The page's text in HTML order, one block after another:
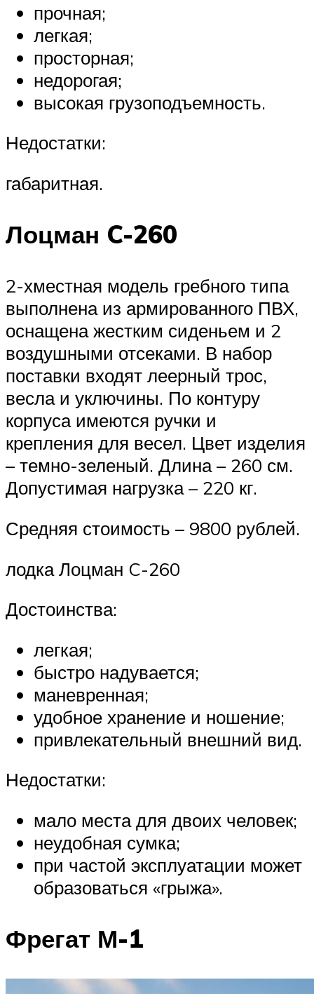
прочная;
легкая;
просторная;
недорогая;
высокая грузоподъемность.
Недостатки:
габаритная.
Лоцман C-260
2-хместная модель гребного типа
выполнена из армированного ПВХ,
оснащена жестким сиденьем и 2
воздушными отсеками. В набор
поставки входят леерный трос,
весла и уключины. По контуру
корпуса имеются ручки и
крепления для весел. Цвет изделия
– темно-зеленый. Длина – 260 см.
Допустимая нагрузка – 220 кг.
Средняя стоимость – 9800 рублей.
лодка Лоцман C-260
Достоинства:
легкая;
быстро надувается;
маневренная;
удобное хранение и ношение;
привлекательный внешний вид.
Недостатки:
мало места для двоих человек;
неудобная сумка;
при частой эксплуатации может
образоваться «грыжа».
Фрегат М-1